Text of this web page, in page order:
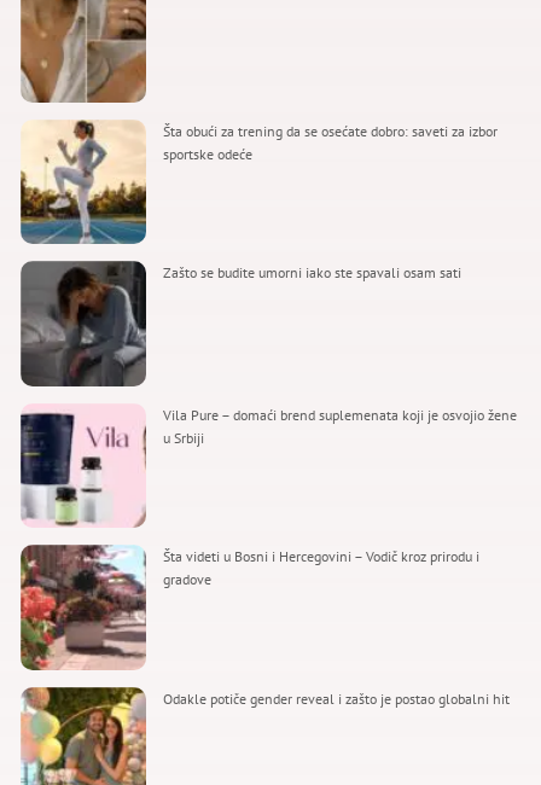
Šta obući za trening da se osećate dobro: saveti za izbor
sportske odeće
Zašto se budite umorni iako ste spavali osam sati
Vila Pure – domaći brend suplemenata koji je osvojio žene
u Srbiji
Šta videti u Bosni i Hercegovini – Vodič kroz prirodu i
gradove
Odakle potiče gender reveal i zašto je postao globalni hit